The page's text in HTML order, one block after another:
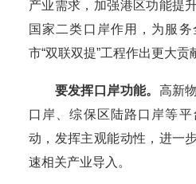
产业需求，加强港区功能提
国家二类口岸作用，为服
市“双联双提”工程作出更大贡
要发挥口岸功能。 高新
口岸、综保区陆路口岸等
动，发挥主观能动性，进一
速相关产业导入。